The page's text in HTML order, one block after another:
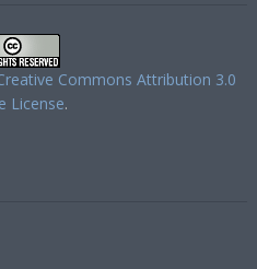
Commons Attribution 3.0
License.